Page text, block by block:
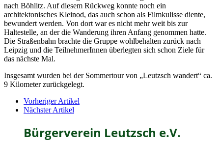
nach Böhlitz. Auf diesem Rückweg konnte noch ein
architektonisches Kleinod, das auch schon als Filmkulisse diente,
bewundert werden. Von dort war es nicht mehr weit bis zur
Haltestelle, an der die Wanderung ihren Anfang genommen hatte.
Die Straßenbahn brachte die Gruppe wohlbehalten zurück nach
Leipzig und die TeilnehmerInnen überlegten sich schon Ziele für
das nächste Mal.
Insgesamt wurden bei der Sommertour von „Leutzsch wandert“ ca.
9 Kilometer zurückgelegt.
Vorheriger Artikel
Nächster Artikel
Bürgerverein Leutzsch e.V.